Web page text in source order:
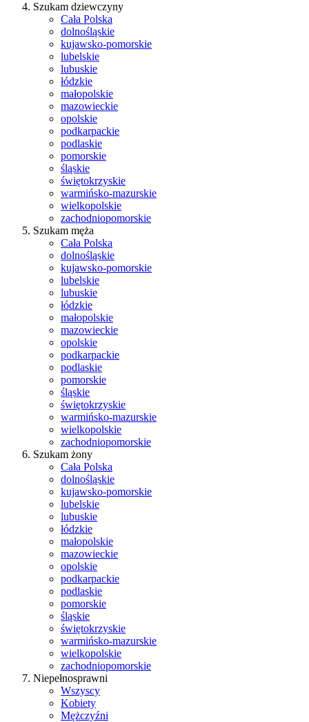
Szukam dziewczyny
Cała Polska
dolnośląskie
kujawsko-pomorskie
lubelskie
lubuskie
łódzkie
małopolskie
mazowieckie
opolskie
podkarpackie
podlaskie
pomorskie
śląskie
świętokrzyskie
warmińsko-mazurskie
wielkopolskie
zachodniopomorskie
Szukam męża
Cała Polska
dolnośląskie
kujawsko-pomorskie
lubelskie
lubuskie
łódzkie
małopolskie
mazowieckie
opolskie
podkarpackie
podlaskie
pomorskie
śląskie
świętokrzyskie
warmińsko-mazurskie
wielkopolskie
zachodniopomorskie
Szukam żony
Cała Polska
dolnośląskie
kujawsko-pomorskie
lubelskie
lubuskie
łódzkie
małopolskie
mazowieckie
opolskie
podkarpackie
podlaskie
pomorskie
śląskie
świętokrzyskie
warmińsko-mazurskie
wielkopolskie
zachodniopomorskie
Niepełnosprawni
Wszyscy
Kobiety
Mężczyźni